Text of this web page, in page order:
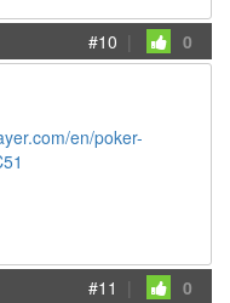
#10 | 0
en/poker-
#11 | 0